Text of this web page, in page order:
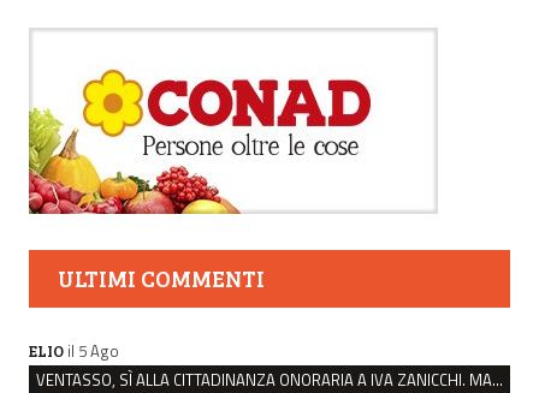
ULTIMI COMMENTI
ELIO il 5 Ago
VENTASSO, SÌ ALLA CITTADINANZA ONORARIA A IVA ZANICCHI. MA BARGIACCHI: “È DI PESSIMO GUSTO”